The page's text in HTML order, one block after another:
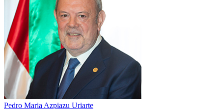
Pedro Maria Azpiazu Uriarte